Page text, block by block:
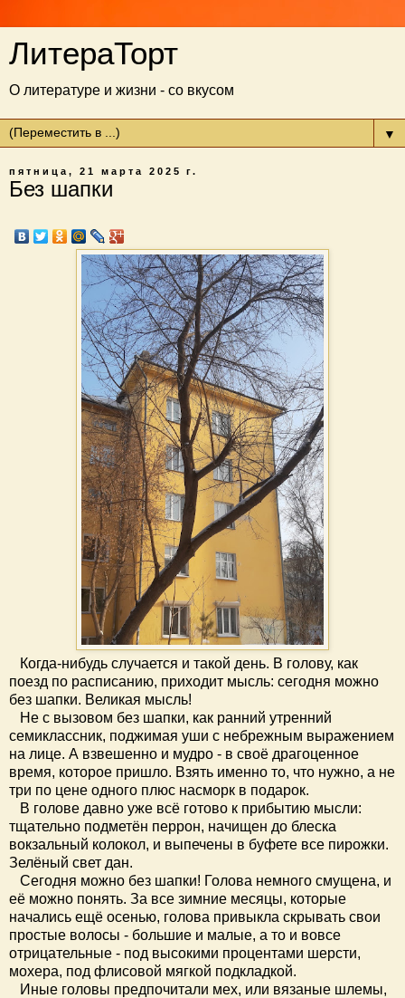
ЛитераТорт
О литературе и жизни - со вкусом
▼
пятница, 21 марта 2025 г.
Без шапки
Когда-нибудь случается и такой день. В голову, как
поезд по расписанию, приходит мысль: сегодня можно
без шапки. Великая мысль!
Не с вызовом без шапки, как ранний утренний
семиклассник, поджимая уши с небрежным выражением
на лице. А взвешенно и мудро - в своё драгоценное
время, которое пришло. Взять именно то, что нужно, а не
три по цене одного плюс насморк в подарок.
В голове давно уже всё готово к прибытию мысли:
тщательно подметён перрон, начищен до блеска
вокзальный колокол, и выпечены в буфете все пирожки.
Зелёный свет дан.
Сегодня можно без шапки! Голова немного смущена, и
её можно понять. За все зимние месяцы, которые
начались ещё осенью, голова привыкла скрывать свои
простые волосы - большие и малые, а то и вовсе
отрицательные - под высокими процентами шерсти,
мохера, под флисовой мягкой подкладкой.
Иные головы предпочитали мех, или вязаные шлемы,